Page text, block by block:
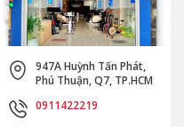
654 Cộng Hoà, P.13. Q.
Tân Bình, TP.HCM
0911472219